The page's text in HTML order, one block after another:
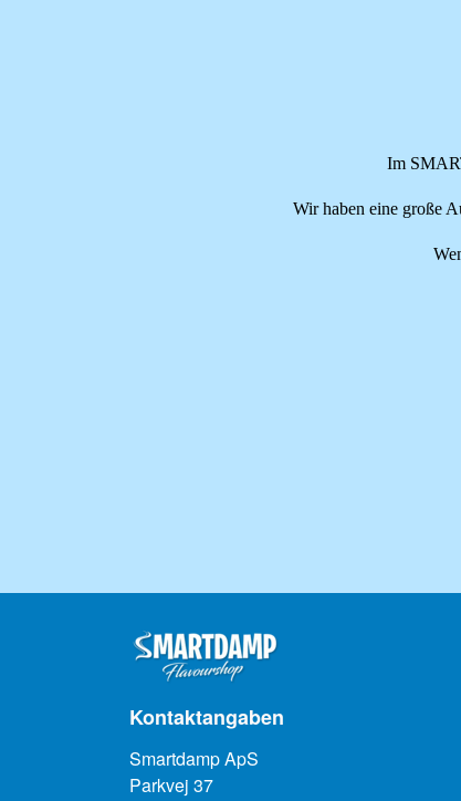
Im
Wir haben eine große
Kontaktangaben
Smartdamp ApS
Parkvej 37